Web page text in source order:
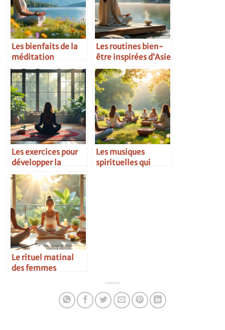
Les bienfaits de la
méditation
quotidienne
Les routines bien-
être inspirées d’Asie
Les exercices pour
développer la
clairvoyance
Les musiques
spirituelles qui
Le rituel matinal
des femmes